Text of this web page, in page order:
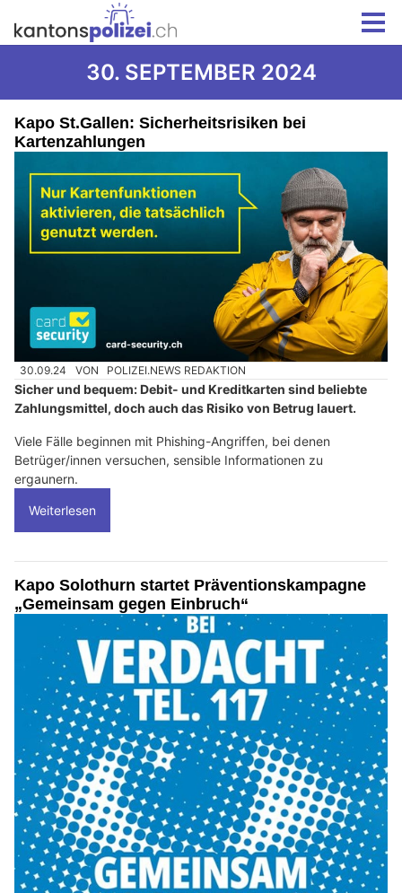
30. SEPTEMBER 2024
Kapo St.Gallen: Sicherheitsrisiken bei
Kartenzahlungen
30.09.24 VON POLIZEI.NEWS REDAKTION
Sicher und bequem: Debit- und Kreditkarten sind beliebte
Zahlungsmittel, doch auch das Risiko von Betrug lauert.
Viele Fälle beginnen mit Phishing-Angriffen, bei denen
Betrüger/innen versuchen, sensible Informationen zu
ergaunern.
Weiterlesen
Kapo Solothurn startet Präventionskampagne
„Gemeinsam gegen Einbruch“